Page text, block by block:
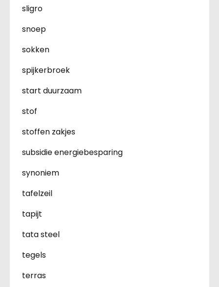
sligro
snoep
sokken
spijkerbroek
start duurzaam
stof
stoffen zakjes
subsidie energiebesparing
synoniem
tafelzeil
tapijt
tata steel
tegels
terras